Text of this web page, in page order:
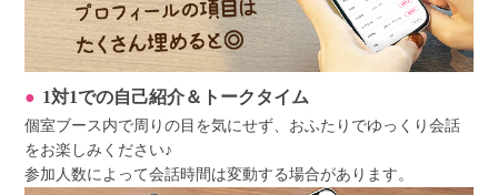
1対1での自己紹介＆トークタイム
個室ブース内で周りの目を気にせず、おふたりでゆっくり会話
をお楽しみください♪
参加人数によって会話時間は変動する場合があります。